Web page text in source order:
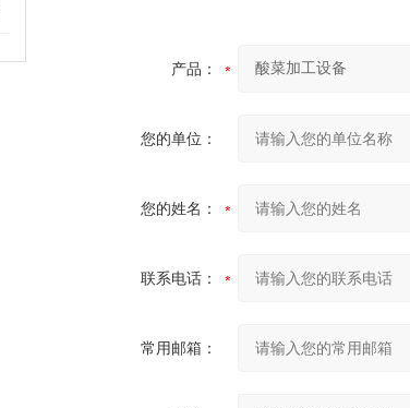
产品：
您的单位：
您的姓名：
联系电话：
常用邮箱：